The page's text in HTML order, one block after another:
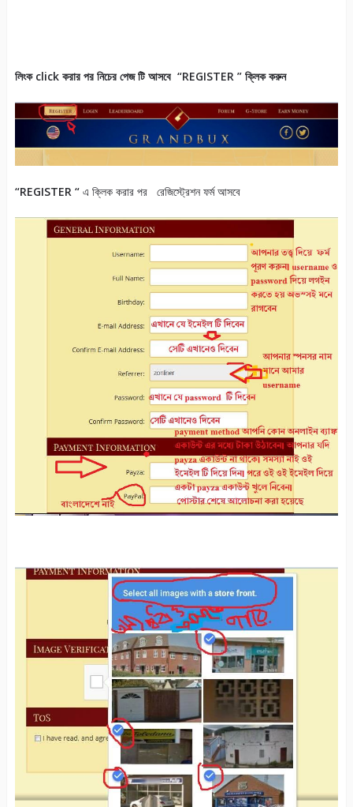
লিংক click করার পর নিচের পেজ টি আসবে “REGISTER ” ক্লিক করুন
“REGISTER “এ ক্লিক করার পর রেজিস্ট্রেশন ফর্ম আসবে